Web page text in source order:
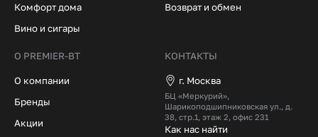
Комфорт дома
Вино и сигары
Возврат и обмен
О PREMIER-BT
О компании
Бренды
Акции
КОНТАКТЫ
г. Москва
БЦ «Меркурий»,
Шарикоподшипниковская ул., д.
38, стр.1, этаж 2, офис 231
Как нас найти